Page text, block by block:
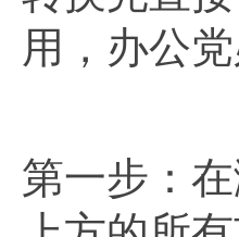
用，办公
第一步：